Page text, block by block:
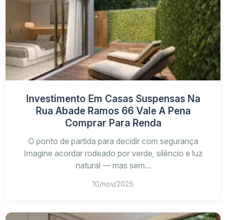
Investimento Em Casas Suspensas Na
Rua Abade Ramos 66 Vale A Pena
Comprar Para Renda
O ponto de partida para decidir com segurança
Imagine acordar rodeado por verde, silêncio e luz
natural — mas sem...
10/nov/2025